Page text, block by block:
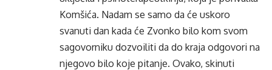
Komšića. Nadam se samo da će uskoro
svanuti dan kada će Zvonko bilo kom svom
sagovorniku dozvoiliti da do kraja odgovori na
njegovo bilo koje pitanje. Ovako, skinuti